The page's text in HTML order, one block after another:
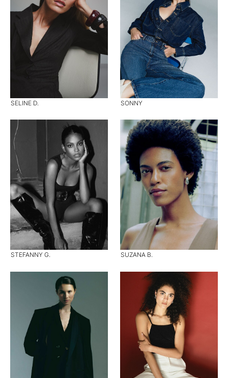
SELINE D. SONNY
STEFANNY G. SUZANA B.